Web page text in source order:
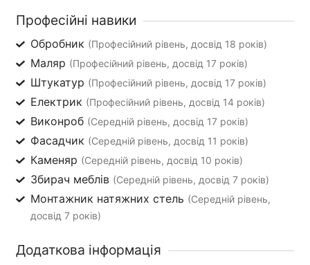
Професійні навики
Обробник (Професійний рівень, досвід 18 років)
Маляр (Професійний рівень, досвід 17 років)
Штукатур (Професійний рівень, досвід 17 років)
Електрик (Професійний рівень, досвід 14 років)
Виконроб (Середній рівень, досвід 17 років)
Фасадчик (Середній рівень, досвід 11 років)
Каменяр (Середній рівень, досвід 10 років)
Збирач меблів (Середній рівень, досвід 7 років)
Монтажник натяжних стель (Середній рівень,
досвід 7 років)
Додаткова інформація